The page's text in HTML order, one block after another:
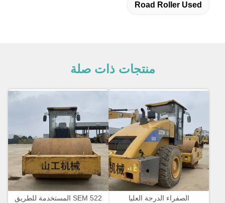
Road Roller Used
منتجات ذات صلة
الصفراء الدرجة العليا
SEM 522 المستخدمة للطريق